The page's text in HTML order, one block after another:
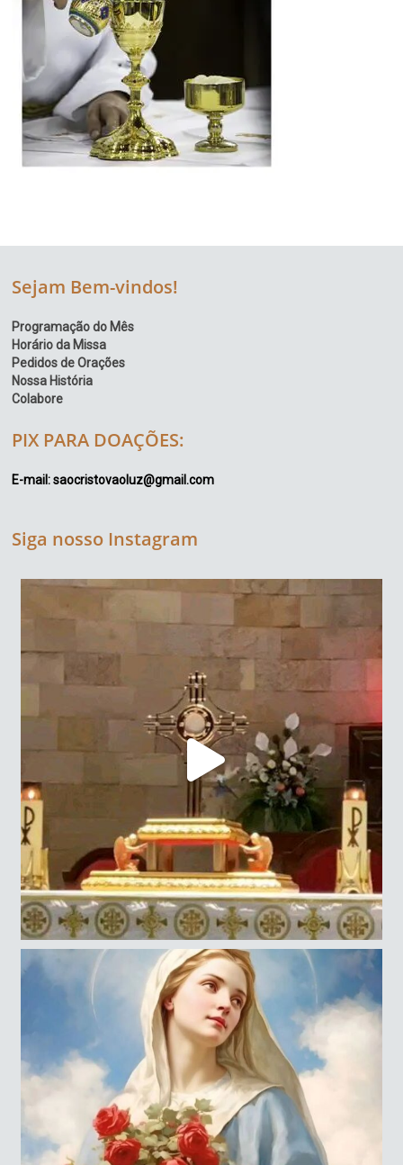
Sejam Bem-vindos!
Programação do Mês
Horário da Missa
Pedidos de Orações
Nossa História
Colabore
PIX PARA DOAÇÕES:
E-mail: saocristovaoluz@gmail.com
Siga nosso Instagram